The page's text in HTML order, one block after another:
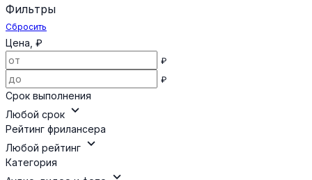
Фильтры
Сбросить
Цена, ₽
₽
₽
Срок выполнения
Любой срок expand_more
Рейтинг фрилансера
Любой рейтинг expand_more
Категория